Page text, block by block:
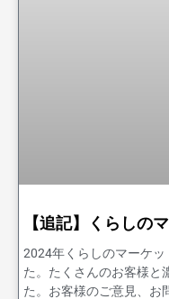
【追記】くらしの
2024年くらしのマーケ
た。たくさんのお客様と
た。お客様のご意見、お